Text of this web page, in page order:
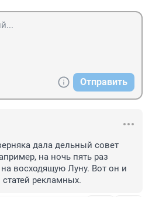
Отправить
дала дельный совет
на ночь пять раз
на восходящую Луну. Вот он и
рекламных.